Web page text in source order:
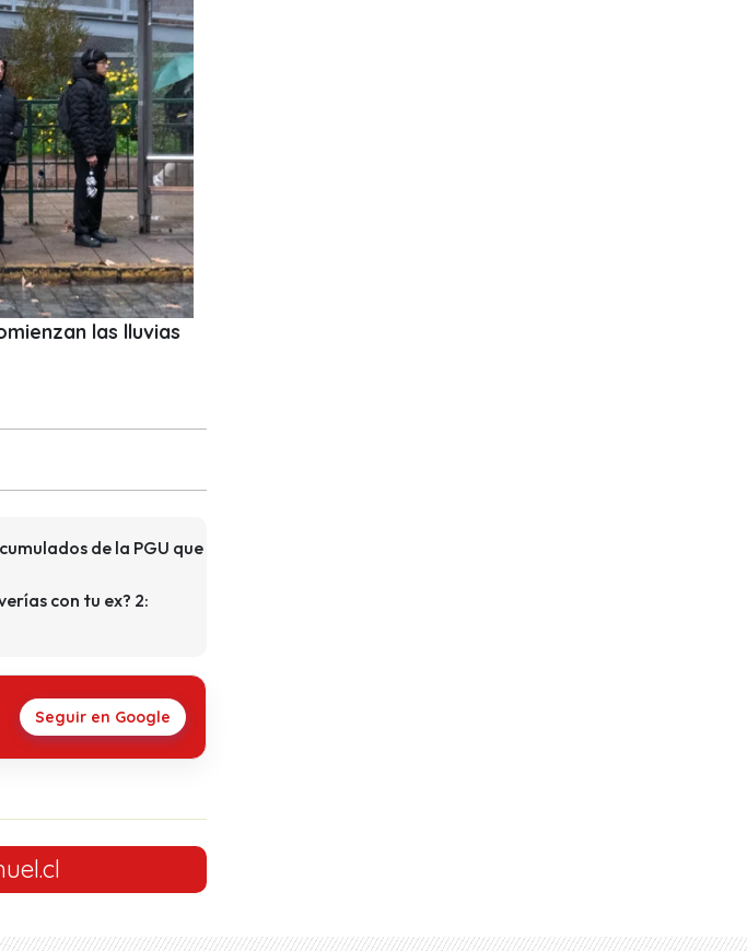
las lluvias
de la PGU que
con tu ex? 2:
Seguir en Google